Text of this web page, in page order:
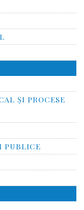
ȘI PROCESE
PUBLICE